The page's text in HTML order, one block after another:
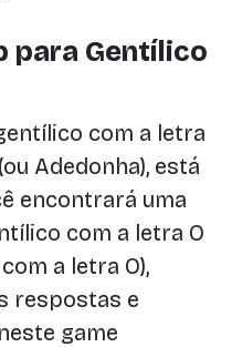
para Gentílico
com a letra
Adedonha), está
encontrará uma
com a letra O
a letra O),
respostas e
game